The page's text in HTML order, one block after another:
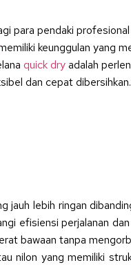
para pendaki
keunggulan yang
quick dryadalah
dan cepat dibersihkan.
lebih ringan
efisiensi perjalanan
bawaan tanpa
nilon yang memiliki